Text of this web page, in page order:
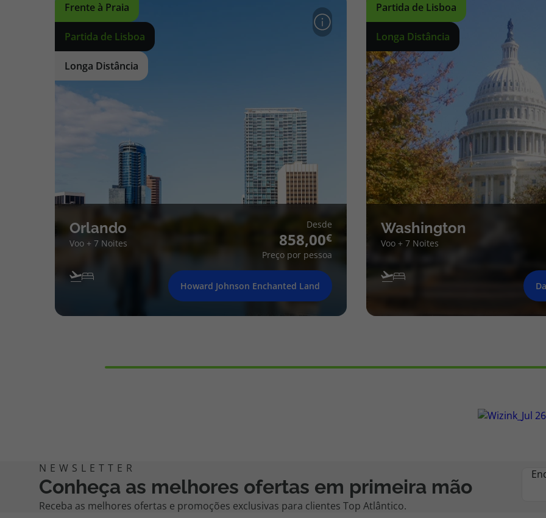
Frente à Praia
Partida de Lisboa
Longa Distância
Orlando
Voo + 7 Noites
Desde
858,00
Preço por pessoa
Howard Johnson Enchanted Land
Partida de Lisboa
Longa Distância
Washington
Voo + 7 Noites
Conheça as melhores ofertas em primeira mão
Receba as melhores ofertas e promoções exclusivas para clientes Top Atlântico.